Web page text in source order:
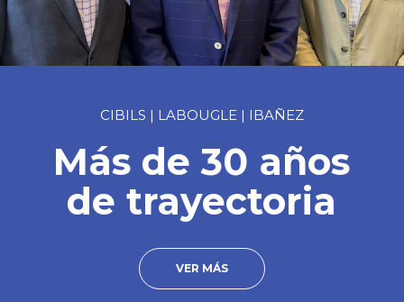
VER MÁS
CIBILS | LABOUGLE | IBAÑEZ
Más de 30 años
de trayectoria